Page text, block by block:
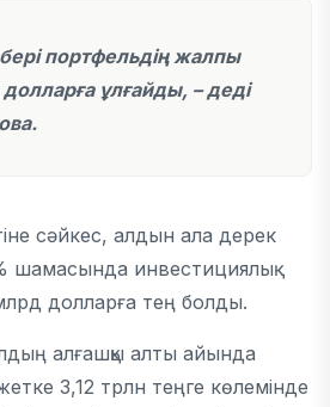
портфельдің жалпы
ұлғайды, – деді
сәйкес, алдын ала дерек
шамасында инвестициялық
долларға тең болды.
алғашқы алты айында
3,12 трлн теңге көлемінде